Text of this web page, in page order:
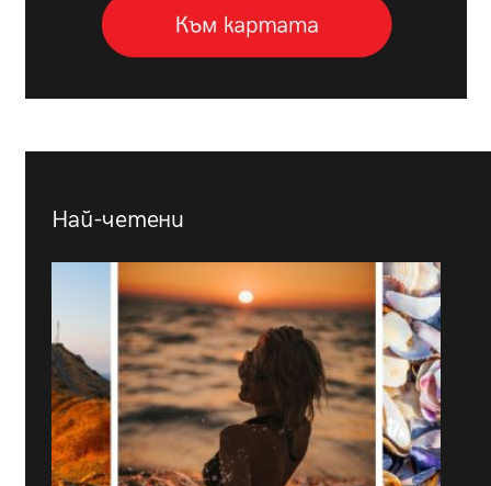
Най-четени